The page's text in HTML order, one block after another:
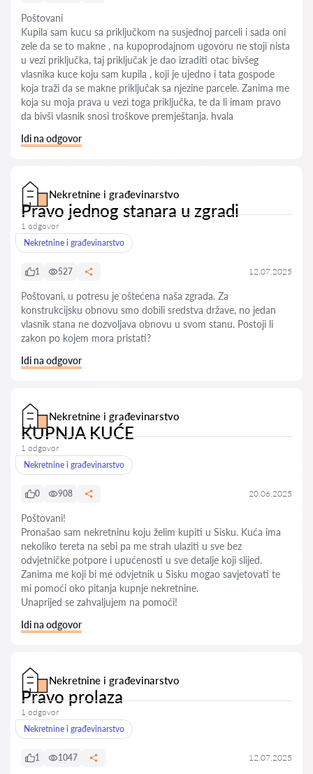
Poštovani
Kupila sam kucu sa priključkom na susjednoj parceli i sada oni
zele da se to makne , na kupoprodajnom ugovoru ne stoji nista
u vezi priključka, taj priključak je dao izraditi otac bivšeg
vlasnika kuce koju sam kupila , koji je ujedno i tata gospode
koja traži da se makne priključak sa njezine parcele. Zanima me
koja su moja prava u vezi toga priključka, te da li imam pravo
da bivši vlasnik snosi troškove premještanja. hvala
Idi na odgovor
Nekretnine i građevinarstvo
Pravo jednog stanara u zgradi
1 odgovor
Nekretnine i građevinarstvo
1 527 12.07.2025
Poštovani, u potresu je oštećena naša zgrada. Za
konstrukcijsku obnovu smo dobili sredstva države, no jedan
vlasnik stana ne dozvoljava obnovu u svom stanu. Postoji li
zakon po kojem mora pristati?
Idi na odgovor
Nekretnine i građevinarstvo
KUPNJA KUĆE
1 odgovor
Nekretnine i građevinarstvo
0 908 20.06.2025
Poštovani!
Pronašao sam nekretninu koju želim kupiti u Sisku. Kuća ima
nekoliko tereta na sebi pa me strah ulaziti u sve bez
odvjetničke potpore i upućenosti u sve detalje koji slijed.
Zanima me koji bi me odvjetnik u Sisku mogao savjetovati te
mi pomoći oko pitanja kupnje nekretnine.
Unaprijed se zahvaljujem na pomoći!
Idi na odgovor
Nekretnine i građevinarstvo
Pravo prolaza
1 odgovor
Nekretnine i građevinarstvo
1 1047 12.07.2025